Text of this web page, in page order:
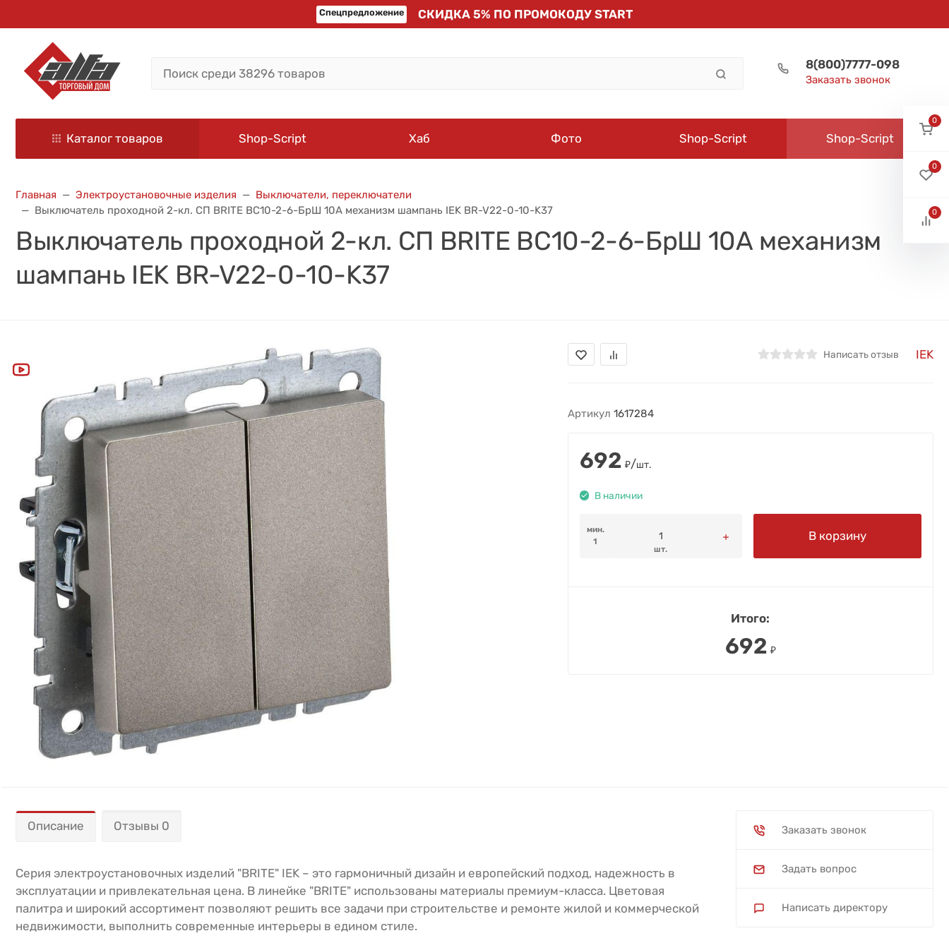
Спецпредложение СКИДКА 5% ПО ПРОМОКОДУ START
8(800)7777-098
Заказать звонок
Каталог товаров Shop-Script Хаб Фото Shop-Script Shop-Script
Главная Электроустановочные изделия
Выключатели, переключатели
Выключатель проходной 2-кл. СП BRITE ВС10-2-6-БрШ 10А механизм шампань IEK BR-V22-0-10-K37
Выключатель проходной 2-кл. СП BRITE ВС10-2-6-БрШ 10А механизм
шампань IEK BR-V22-0-10-K37
Написать отзыв IEK
Артикул 1617284
692 ₽/шт.
В наличии
мин.
1
шт.
В корзину
Итого:
692 ₽
Описание Отзывы 0
Серия электроустановочных изделий "BRITE" IEK – это гармоничный дизайн и европейский подход, надежность в
эксплуатации и привлекательная цена. В линейке "BRITE" использованы материалы премиум-класса. Цветовая
палитра и широкий ассортимент позволяют решить все задачи при строительстве и ремонте жилой и коммерческой
недвижимости, выполнить современные интерьеры в едином стиле.
Заказать звонок
Задать вопрос
Написать директору
0
0
0